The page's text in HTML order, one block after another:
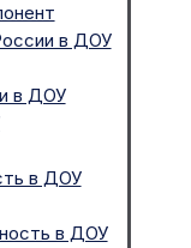
в ДОУ
в ДОУ
в ДОУ
в ДОУ